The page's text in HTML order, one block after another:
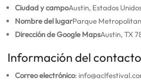
Ciudad y campoAustin, Estados
Nombre del lugarParque
Dirección de Google MapsAustin, TX
Información del contacto
Correo electrónico: